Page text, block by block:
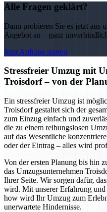
Alle Fragen geklärt?
Dann probieren Sie es jetzt aus
Angebot an – ganz
Jetzt Anfrage starten
Stressfreier Umzug mit
Troisdorf – von der
Ein stressfreier Umzug ist
Troisdorf gestaltet sich der
zum Einzug einfach und
die zu einem reibungslosen
auf das Wesentliche
oder der Eintrag – alles wird
Von der ersten Planung bis hin
das Umzugsunternehmen
Ihrer Seite. Wir sorgen dafür,
wird. Mit unserer Erfahrung
how wird Ihr Umzug zum
unerwartete Hindernisse.